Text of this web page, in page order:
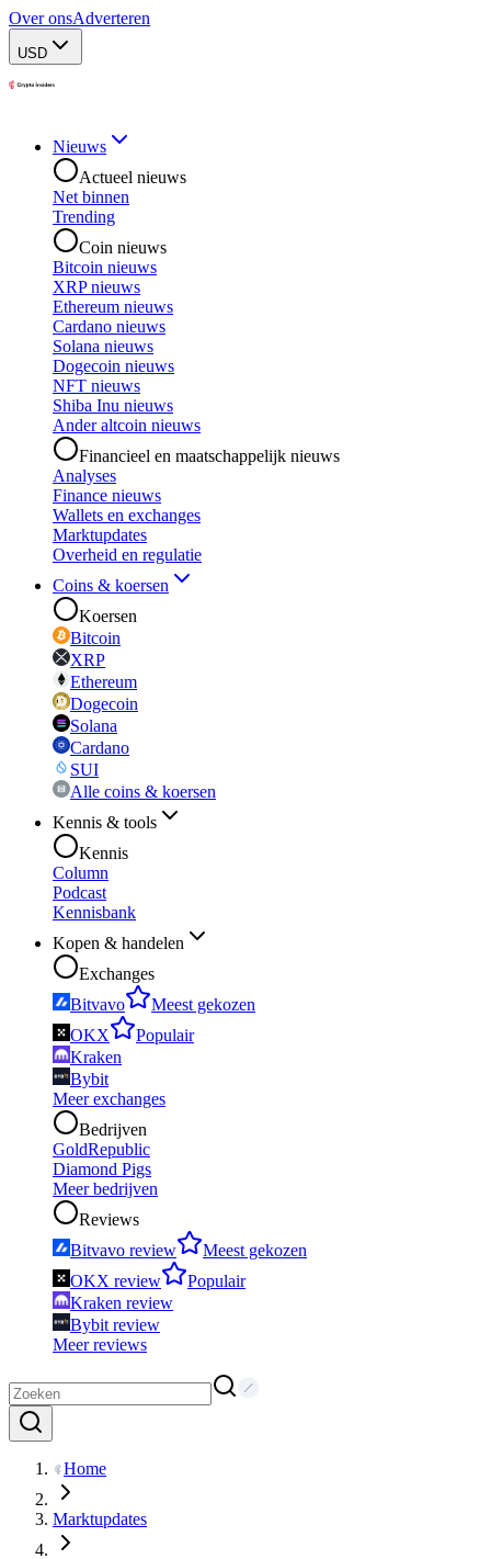
Over onsAdverteren
USD
Nieuws
Actueel nieuws
Net binnen
Trending
Coin nieuws
Bitcoin nieuws
XRP nieuws
Ethereum nieuws
Cardano nieuws
Solana nieuws
Dogecoin nieuws
NFT nieuws
Shiba Inu nieuws
Ander altcoin nieuws
Financieel en maatschappelijk nieuws
Analyses
Finance nieuws
Wallets en exchanges
Marktupdates
Overheid en regulatie
Coins & koersen
Koersen
Bitcoin
XRP
Ethereum
Dogecoin
Solana
Cardano
SUI
Alle coins & koersen
Kennis & tools
Kennis
Column
Podcast
Kennisbank
Kopen & handelen
Exchanges
Bitvavo
Meest gekozen
OKX
Populair
Kraken
Bybit
Meer exchanges
Bedrijven
GoldRepublic
Diamond Pigs
Meer bedrijven
Reviews
Bitvavo review
Meest gekozen
OKX review
Populair
Kraken review
Bybit review
Meer reviews
Home
Marktupdates